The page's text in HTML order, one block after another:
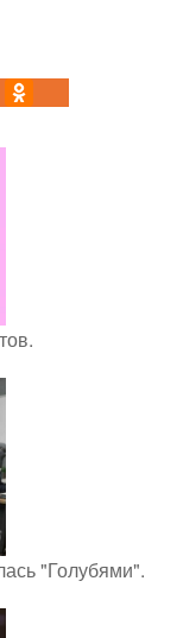
"Голубями".